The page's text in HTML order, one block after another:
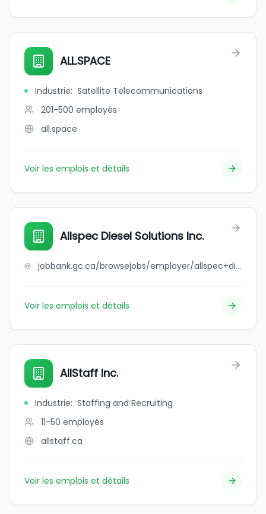
ALL.SPACE
Industrie: Satellite Telecommunications
201-500 employés
all.space
Voir les emplois et détails
Allspec Diesel Solutions Inc.
jobbank.gc.ca/browsejobs/employer/allspec+diesel+solutions+inc./ca
Voir les emplois et détails
AllStaff Inc.
Industrie: Staffing and Recruiting
11-50 employés
allstaff.ca
Voir les emplois et détails